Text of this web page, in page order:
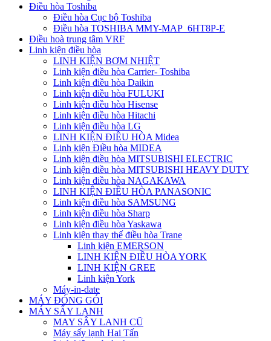
Điều hòa Toshiba
Điều hòa Cục bộ Toshiba
Điều hòa TOSHIBA MMY-MAP_6HT8P-E
Điều hoà trung tâm VRF
Linh kiện điều hòa
LINH KIỆN BƠM NHIỆT
Linh kiện điều hòa Carrier- Toshiba
Linh kiện điều hòa Daikin
Linh kiện điều hòa FULUKI
Linh kiện điều hòa Hisense
Linh kiện điều hòa Hitachi
Linh kiện điều hòa LG
LINH KIỆN ĐIỀU HÒA Midea
Linh kiện Điều hòa MIDEA
Linh kiện điều hòa MITSUBISHI ELECTRIC
Linh kiện điều hòa MITSUBISHI HEAVY DUTY
Linh kiện điều hòa NAGAKAWA
LINH KIỆN ĐIỀU HÒA PANASONIC
Linh kiện điều hòa SAMSUNG
Linh kiện điều hòa Sharp
Linh kiện điều hòa Yaskawa
Linh kiện thay thế điều hòa Trane
Linh kiện EMERSON
LINH KIỆN ĐIỀU HÒA YORK
LINH KIỆN GREE
Linh kiện York
Máy-in-date
MÁY ĐÓNG GÓI
MÁY SẤY LẠNH
MAY SÂY LANH CŨ
Máy sấy lạnh Hai Tấn